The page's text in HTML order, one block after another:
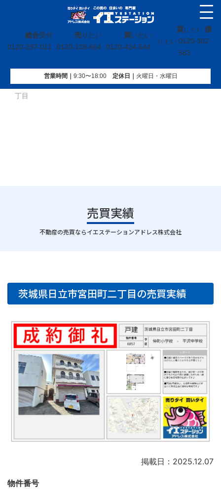
総合受付
0120-297-011
売りたい
0120-139-664
買いたい
0120-424-544
貸し たい 借
り たい 0120-302-
563
営業時間｜ 9:30〜18:00定休⽇｜ 火曜⽇・水曜⽇
イエステーション»売買実績»戸建»茨城県日立市宮田町二
丁目
売買実績
｜
不動産の売買ならイエステーションアドレス株式会社
茨城県日立市宮田町二丁目の売買実績
掲載日：2025.12.07
物件番号